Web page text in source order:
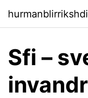
Sfi –